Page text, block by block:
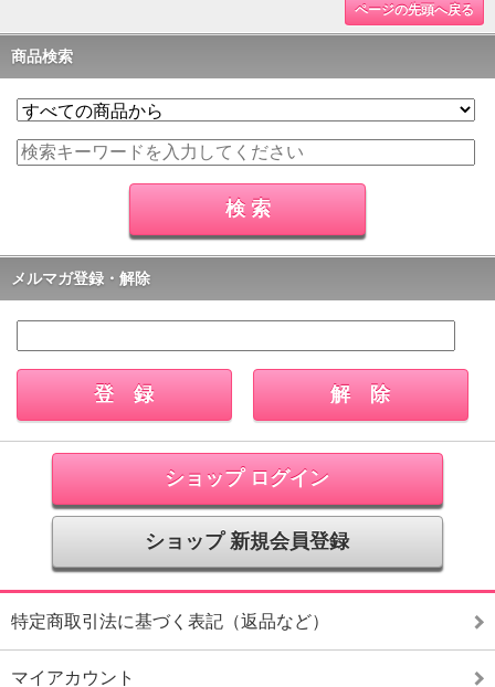
ページの先頭へ戻る
商品検索
メルマガ登録・解除
ショップ ログイン
ショップ 新規会員登録
特定商取引法に基づく表記（返品など）
マイアカウント